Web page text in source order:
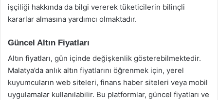
işçiliği hakkında da bilgi vererek tüketicilerin bilinçli
kararlar almasına yardımcı olmaktadır.
Güncel Altın Fiyatları
Altın fiyatları, gün içinde değişkenlik gösterebilmektedir.
Malatya’da anlık altın fiyatlarını öğrenmek için, yerel
kuyumcuların web siteleri, finans haber siteleri veya mobil
uygulamalar kullanılabilir. Bu platformlar, güncel fiyatları ve